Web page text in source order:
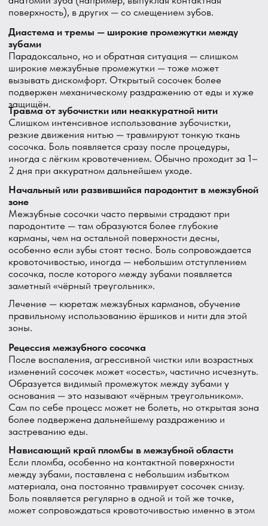
Боль при использовании нити, сопровождается
кровоточивостью.Похоже на папиллит или начальный
пародонтит в этой зоне.
Появился видимый промежуток между зубами у десны
(«чёрный треугольник»).
Рецессия сосочка — нужна
оценка степени и возможностей восстановления.
Боль появляется во время еды, в разных местах.
Скорее всего, простое застревание пищи — нужна нить
или ирригатор.
Болит от острого, кислого, солёного.Признак того, что
десна уже воспалена и реагирует на раздражители
сильнее обычного.
«между зубами»
Используйте ирригатор.Мягко вымывает остатки еды
Не используйте острые зубочистки регулярно. Они
травмируют сосочек больше, чем помогают.
воспалении.
Коротким курсом, не дольше 10–14 дней.
Понаблюдайте, в одном месте или везде.Это поможет
понять, локальная причина или общая, и что сказать
врачу на приёме.
Используйте зубную нить ежедневно, аккуратно.Не
резкими движениями — плавно, по форме зуба, без
сильного нажима на сосочек.
Попробуйте межзубные ёршики.
Особенно
эффективны при широких промежутках или
начальном пародонтите в этой зоне.
Что делать дома
Шаг 1 — Осмотр межзубных промежутков. Смотрю
каждый проблемный участок отдельно: состояние
сосочка, наличие налёта, камня, контакт зубов,
состояние пломб на контактных поверхностях.
Шаг 2 — Проверяю карманы.Зондирую межзубные
карманы, чтобы оценить глубину и понять, есть ли
пародонтологическая проблема.
Шаг 3 — Устраняю причину:
Как мы разбираемся
с этим в DentAvenue